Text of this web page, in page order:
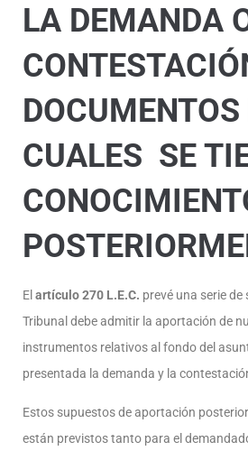
LA DEMANDA
DOCUMENTOS
CUALES SE
Elartículo 270 L.E.C. prevé una serie
Tribunal debe admitir la aportación de
instrumentos relativos al fondo del
presentada la demanda y la
Estos supuestos de aportación
están previstos tanto para el